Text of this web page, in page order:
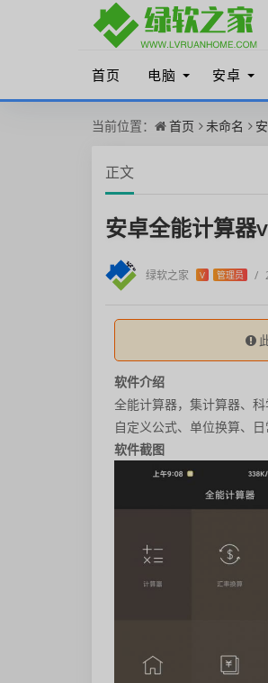
首页 电脑 安卓
当前位置： 首页 未命名
正文
安卓全能计算器
绿软之家 V 管理员 /
软件介绍
全能计算器，集计算器、
自定义公式、单位换算、
软件截图